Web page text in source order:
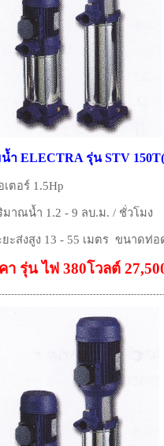
ำ ELECTRA รุ่น STV
เตอร์ 1.5Hp
มาณน้ำ 1.2 - 9 ลบ.ม. / ชั่วโมง
ยะส่งสูง 13 - 55 เมตร ขนาดท่อ
า รุ่น ไฟ 380โวลต์